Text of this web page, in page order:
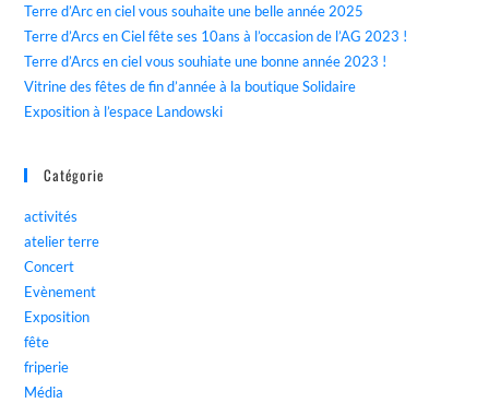
Terre d’Arc en ciel vous souhaite une belle année 2025
Terre d’Arcs en Ciel fête ses 10ans à l’occasion de l’AG 2023 !
Terre d’Arcs en ciel vous souhiate une bonne année 2023 !
Vitrine des fêtes de fin d’année à la boutique Solidaire
Exposition à l’espace Landowski
Catégorie
activités
atelier terre
Concert
Evènement
Exposition
fête
friperie
Média